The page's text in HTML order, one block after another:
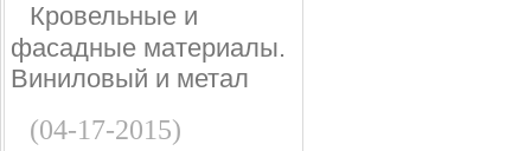
Кровельные и
фасадные материалы.
Виниловый и метал
(04-17-2015)